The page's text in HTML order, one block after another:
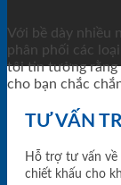
Với bề dày nhiều
phân phối các
tôi tin tưởng rằng
cho bạn chắc
TƯ VẤN
Hỗ trợ tư vấn về
chiết khấu cho